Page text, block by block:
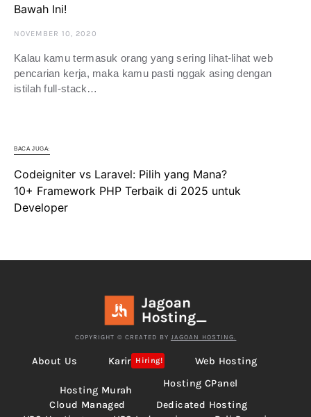
Bawah Ini!
NOVEMBER 10, 2020
Kalau kamu termasuk orang yang sering lihat-lihat web
pencarian kerja, maka kamu pasti nggak asing dengan
istilah full-stack…
BACA JUGA:
Codeigniter vs Laravel: Pilih yang Mana?
10+ Framework PHP Terbaik di 2025 untuk
Developer
COPYRIGHT © CREATED BY JAGOAN HOSTING.
About Us Karir Hiring! Web Hosting
Hosting Murah
Hosting CPanel
Cloud Managed
Dedicated Hosting